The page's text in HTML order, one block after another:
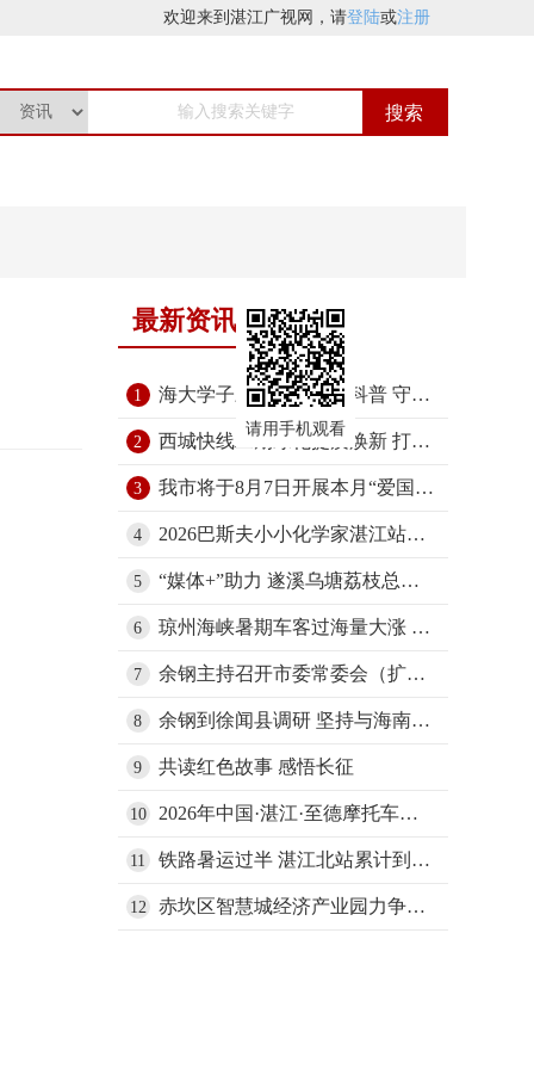
欢迎来到湛江广视网， 请登陆或注册
搜索
最新资讯
1 海大学子三年接力海洋科普 守护中华白海豚
2 西城快线二期绿化提质焕新 打造城市门户景观大道
3 我市将于8月7日开展本月“爱国卫生日”活动
4 2026巴斯夫小小化学家湛江站启动 800名儿童探索“电化学”奥秘
5 “媒体+”助力 遂溪乌塘荔枝总产值3.33亿元
6 琼州海峡暑期车客过海量大涨 湛江海事部门织密
7 余钢主持召开市委常委会（扩大）会议 全力推动经济持续向新向优向好 以科技创新驱动湛江高质量
8 余钢到徐闻县调研 坚持与海南相向而行 深入实施“百千万工程” 持之以恒久久为功推动县域经济高质量发展
9 共读红色故事 感悟长征
10 2026年中国·湛江·至德摩托车越野超级联赛将于国庆假期举行
11 铁路暑运过半 湛江北站累计到发旅客58
12 赤坎区智慧城经济产业园力争年底交付投用 打造数字产业创新
请用手机观看